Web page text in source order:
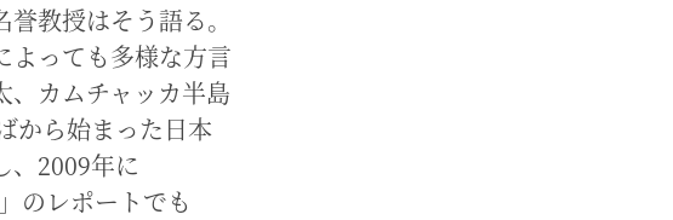
教授はそう語る。
よっても多様な方言
、カムチャッカ半島
から始まった日本
、2009年に
のレポートでも